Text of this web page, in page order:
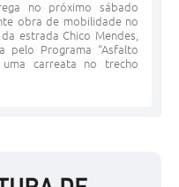
no próximo sábado
obra de mobilidade no
estrada Chico Mendes,
pelo Programa “Asfalto
carreata no trecho